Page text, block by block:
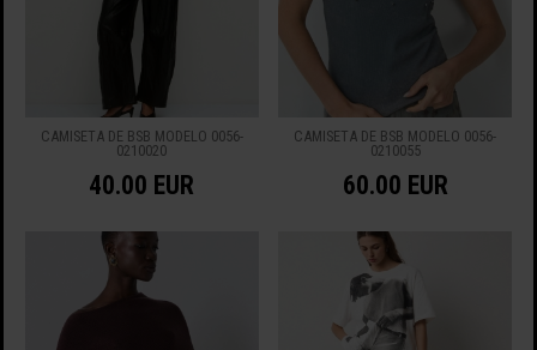
CAMISETA DE BSB MODELO 0056-
0210020
40.00 EUR
CAMISETA DE BSB MODELO 0056-
0210055
60.00 EUR